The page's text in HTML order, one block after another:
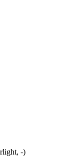
-)